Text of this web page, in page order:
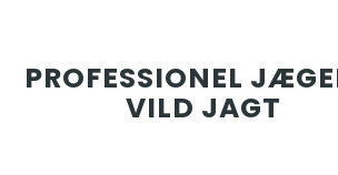
PROFESSIONEL
VILD JAGT